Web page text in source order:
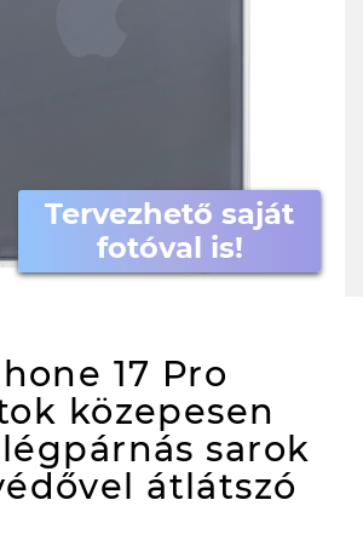
Tervezhető saját
fotóval is!
17 Pro
közepesen
sarok
átlátszó